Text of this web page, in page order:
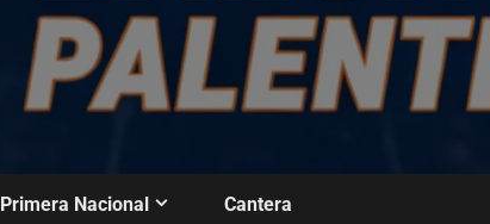
Primera Nacional Cantera